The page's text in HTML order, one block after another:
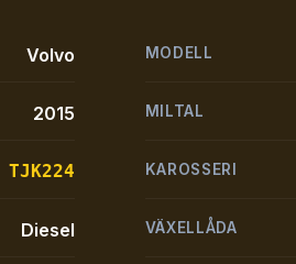
Volvo MODELL
2015 MILTAL
TJK224 KAROSSERI
Diesel VÄXELLÅDA